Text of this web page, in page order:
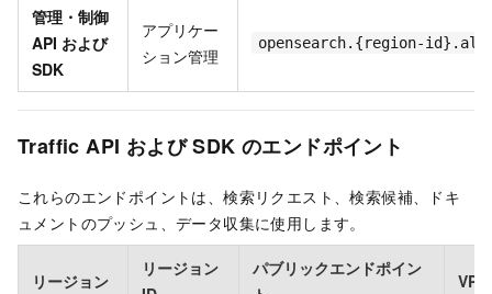
管理・制御
API および
SDK
アプリケー
ション管理
opensearch.{region-
Traffic API および SDK のエンドポイント
これらのエンドポイントは、検索リクエスト、検索候補、ドキ
ュメントのプッシュ、データ収集に使用します。
リージョン
リージョン
パブリックエンドポイン